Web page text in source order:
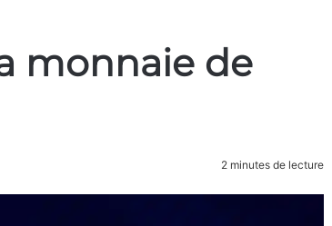
monnaie de
2 minutes de lecture